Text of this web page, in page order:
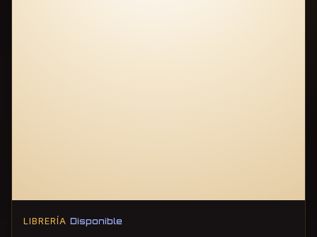
LIBRERÍA Disponible